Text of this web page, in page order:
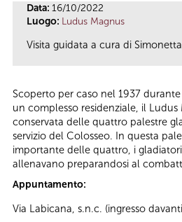
Data: 16/10/2022
Luogo: Ludus Magnus
Visita guidata a cura di
Scoperto per caso nel 1937
un complesso residenziale, il Ludus
conservata delle quattro palestre
servizio del Colosseo. In questa
importante delle quattro, i
allenavano preparandosi al
Appuntamento:
Via Labicana, s.n.c. (ingresso